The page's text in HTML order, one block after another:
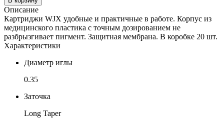
Описание
Картриджи WJX удобные и практичные в работе. Корпус из
медицинского пластика с точным дозированием не
разбрызгивает пигмент. Защитная мембрана. В коробке 20 шт.
Характеристики
Диаметр иглы
0.35
Заточка
Long Taper